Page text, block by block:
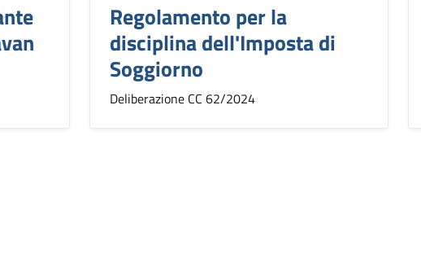
Regolamento per la
disciplina dell'Imposta di
Soggiorno
Deliberazione CC 62/2024